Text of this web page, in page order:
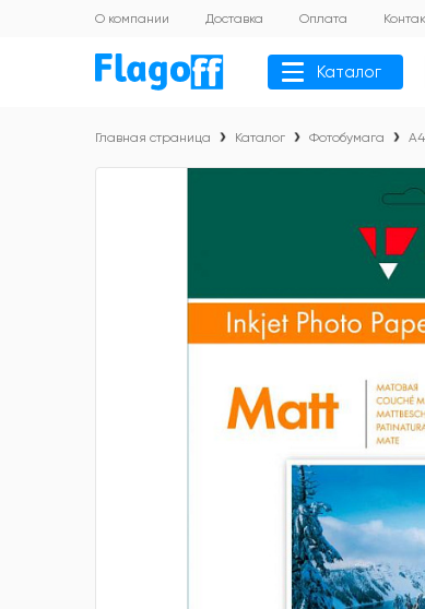
О компании Доставка Оплата
Каталог
Главная страница Каталог Фотобумага А4